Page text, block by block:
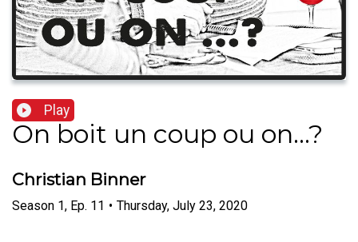
Play
On boit un coup ou on...?
Christian Binner
Season 1, Ep. 11 • Thursday, July 23, 2020